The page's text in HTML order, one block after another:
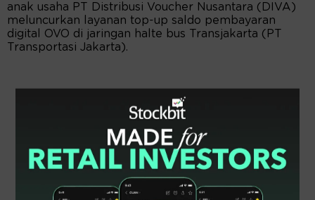
anak usaha PT Distribusi Voucher Nusantara (DIVA)
meluncurkan layanan top-up saldo pembayaran
digital OVO di jaringan halte bus Transjakarta (PT
Transportasi Jakarta).